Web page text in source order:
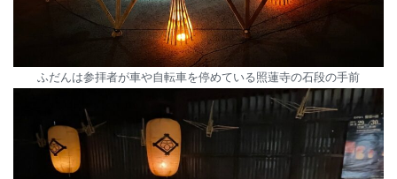
ふだんは参拝者が車や自転車を停めている照蓮寺の石段の手前